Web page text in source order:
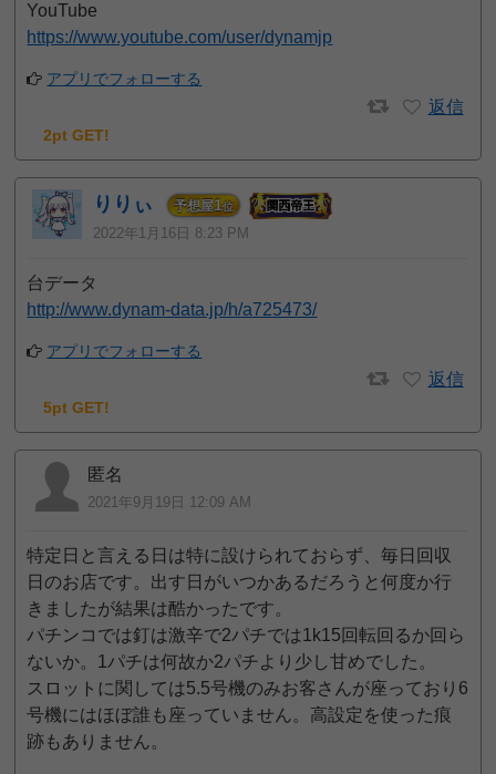
YouTube
https://www.youtube.com/user/dynamjp
アプリでフォローする
返信
2pt GET!
りりぃ 予想屋1位
2022年1月16日 8:23 PM
台データ
http://www.dynam-data.jp/h/a725473/
アプリでフォローする
返信
5pt GET!
匿名
2021年9月19日 12:09 AM
特定日と言える日は特に設けられておらず、毎日回収
日のお店です。出す日がいつかあるだろうと何度か行
きましたが結果は酷かったです。
パチンコでは釘は激辛で2パチでは1k15回転回るか回ら
ないか。1パチは何故か2パチより少し甘めでした。
スロットに関しては5.5号機のみお客さんが座っており6
号機にはほぼ誰も座っていません。高設定を使った痕
跡もありません。